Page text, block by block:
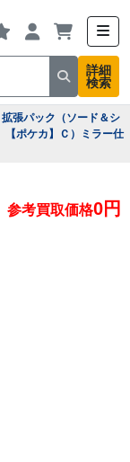
詳細
検索
拡張パック（ソード＆シ
【ポケカ】Ｃ）ミラー仕
参考買取価格0円